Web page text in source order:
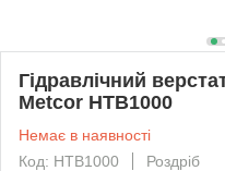
Гідравлічний
Metcor HTB1000
Немає в наявності
Код: HTB1000
Роздріб